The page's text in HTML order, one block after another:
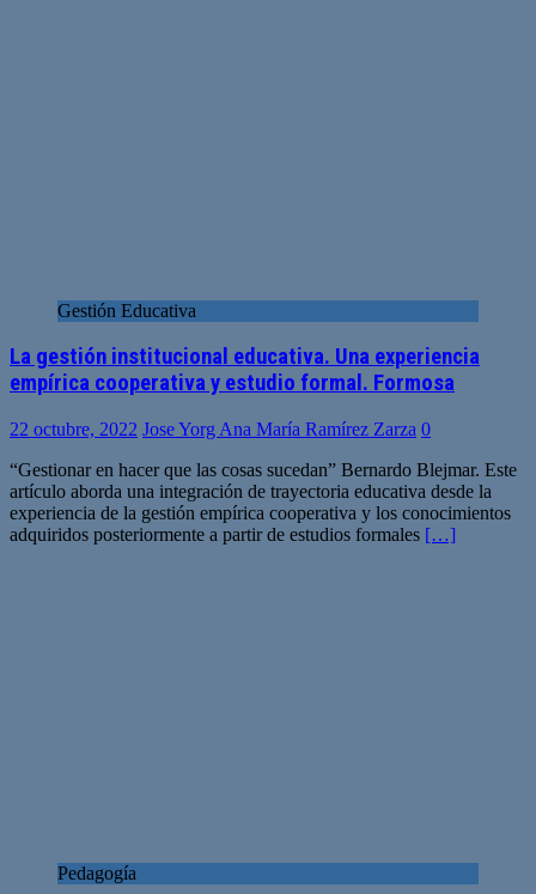
Gestión Educativa
La gestión institucional educativa. Una experiencia
empírica cooperativa y estudio formal. Formosa
22 octubre, 2022 Jose Yorg Ana María Ramírez Zarza 0
“Gestionar en hacer que las cosas sucedan” Bernardo Blejmar. Este
artículo aborda una integración de trayectoria educativa desde la
experiencia de la gestión empírica cooperativa y los conocimientos
adquiridos posteriormente a partir de estudios formales […]
Pedagogía